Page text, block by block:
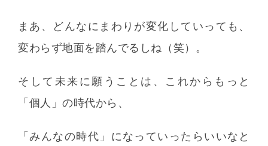
まあ、どんなにまわりが変化していっても、
変わらず地面を踏んでるしね（笑）。
そして未来に願うことは、これからもっと
「個人」の時代から、
「みんなの時代」になっていったらいいなと